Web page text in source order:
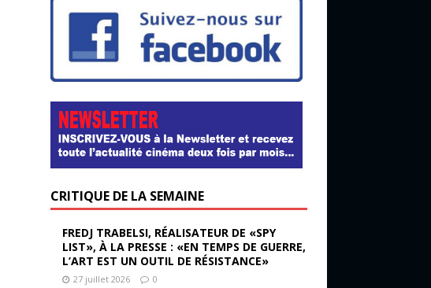
CRITIQUE DE LA SEMAINE
FREDJ TRABELSI, RÉALISATEUR DE «SPY
LIST», À LA PRESSE : «EN TEMPS DE GUERRE,
L’ART EST UN OUTIL DE RÉSISTANCE»
27 juillet 2026 0